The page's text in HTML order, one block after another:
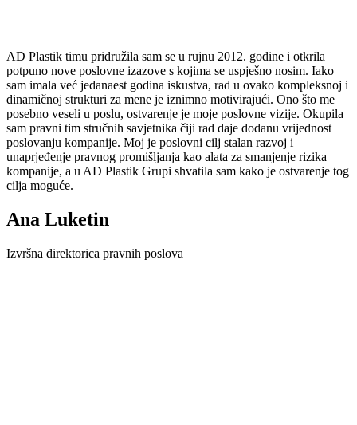
AD Plastik timu pridružila sam se u rujnu 2012. godine i otkrila
potpuno nove poslovne izazove s kojima se uspješno nosim. Iako
sam imala već jedanaest godina iskustva, rad u ovako kompleksnoj i
dinamičnoj strukturi za mene je iznimno motivirajući. Ono što me
posebno veseli u poslu, ostvarenje je moje poslovne vizije. Okupila
sam pravni tim stručnih savjetnika čiji rad daje dodanu vrijednost
poslovanju kompanije. Moj je poslovni cilj stalan razvoj i
unaprjeđenje pravnog promišljanja kao alata za smanjenje rizika
kompanije, a u AD Plastik Grupi shvatila sam kako je ostvarenje tog
cilja moguće.
Ana Luketin
Izvršna direktorica pravnih poslova